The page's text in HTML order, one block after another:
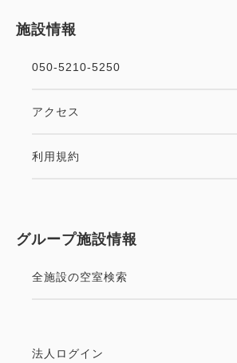
施設情報
050-5210-5250
アクセス
利用規約
グループ施設情報
全施設の空室検索
法人ログイン